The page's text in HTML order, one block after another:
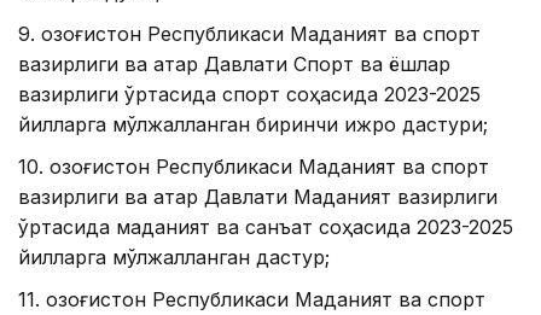
9. Қозоғистон Республикаси Маданият ва спорт
вазирлиги ва Қатар Давлати Спорт ва ёшлар
вазирлиги ўртасида спорт соҳасида 2023-2025
йилларга мўлжалланган биринчи ижро дастури;
10. Қозоғистон Республикаси Маданият ва спорт
вазирлиги ва Қатар Давлати Маданият вазирлиги
ўртасида маданият ва санъат соҳасида 2023-2025
йилларга мўлжалланган дастур;
11. Қозоғистон Республикаси Маданият ва спорт